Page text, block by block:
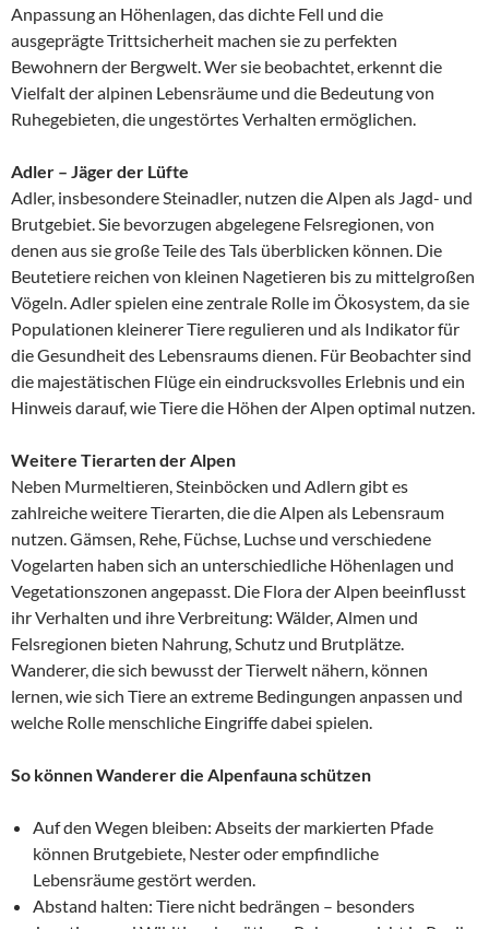
Anpassung an Höhenlagen, das dichte Fell und die
ausgeprägte Trittsicherheit machen sie zu perfekten
Bewohnern der Bergwelt. Wer sie beobachtet, erkennt die
Vielfalt der alpinen Lebensräume und die Bedeutung von
Ruhegebieten, die ungestörtes Verhalten ermöglichen.
Adler – Jäger der Lüfte
Adler, insbesondere Steinadler, nutzen die Alpen als Jagd- und
Brutgebiet. Sie bevorzugen abgelegene Felsregionen, von
denen aus sie große Teile des Tals überblicken können. Die
Beutetiere reichen von kleinen Nagetieren bis zu mittelgroßen
Vögeln. Adler spielen eine zentrale Rolle im Ökosystem, da sie
Populationen kleinerer Tiere regulieren und als Indikator für
die Gesundheit des Lebensraums dienen. Für Beobachter sind
die majestätischen Flüge ein eindrucksvolles Erlebnis und ein
Hinweis darauf, wie Tiere die Höhen der Alpen optimal nutzen.
Weitere Tierarten der Alpen
Neben Murmeltieren, Steinböcken und Adlern gibt es
zahlreiche weitere Tierarten, die die Alpen als Lebensraum
nutzen. Gämsen, Rehe, Füchse, Luchse und verschiedene
Vogelarten haben sich an unterschiedliche Höhenlagen und
Vegetationszonen angepasst. Die Flora der Alpen beeinflusst
ihr Verhalten und ihre Verbreitung: Wälder, Almen und
Felsregionen bieten Nahrung, Schutz und Brutplätze.
Wanderer, die sich bewusst der Tierwelt nähern, können
lernen, wie sich Tiere an extreme Bedingungen anpassen und
welche Rolle menschliche Eingriffe dabei spielen.
So können Wanderer die Alpenfauna schützen
Auf den Wegen bleiben: Abseits der markierten Pfade
können Brutgebiete, Nester oder empfindliche
Lebensräume gestört werden.
Abstand halten: Tiere nicht bedrängen – besonders